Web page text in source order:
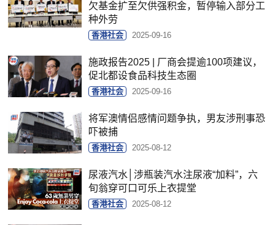
欠基金扩至欠供强积金，暂停输入部分工
种外劳
香港社会 2025-09-16
施政报告2025 | 厂商会提逾100项建议，
促北都设食品科技生态圈
香港社会 2025-09-16
将军澳情侣感情问题争执，男友涉刑事恐
吓被捕
香港社会 2025-08-12
尿液汽水│涉瓶装汽水注尿液“加料”，六
旬翁穿可口可乐上衣提堂
香港社会 2025-08-12